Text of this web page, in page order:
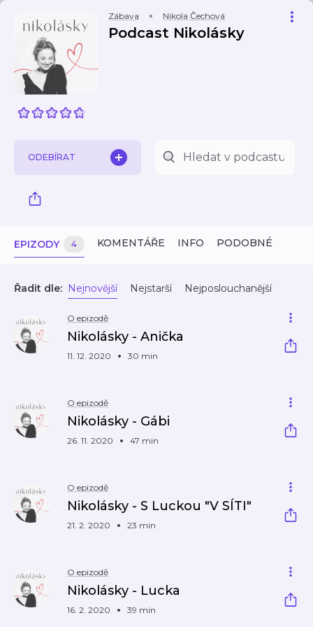
Zábava Nikola Čechová
Podcast Nikolásky
ODEBÍRAT
EPIZODY 4 KOMENTÁŘE INFO PODOBNÉ
Řadit dle: Nejnovější Nejstarší Nejposlouchanější
O epizodě
Nikolásky - Anička
11. 12. 2020 30 min
O epizodě
Nikolásky - Gábi
26. 11. 2020 47 min
O epizodě
Nikolásky - S Luckou "V SÍTI"
21. 2. 2020 23 min
O epizodě
Nikolásky - Lucka
16. 2. 2020 39 min